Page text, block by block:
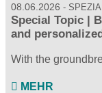
08.06.2026
Special Topic |
and
With the
MEHR